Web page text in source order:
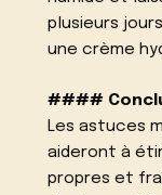
plusieurs
une crème
####
Les astuces
aideront à
propres et